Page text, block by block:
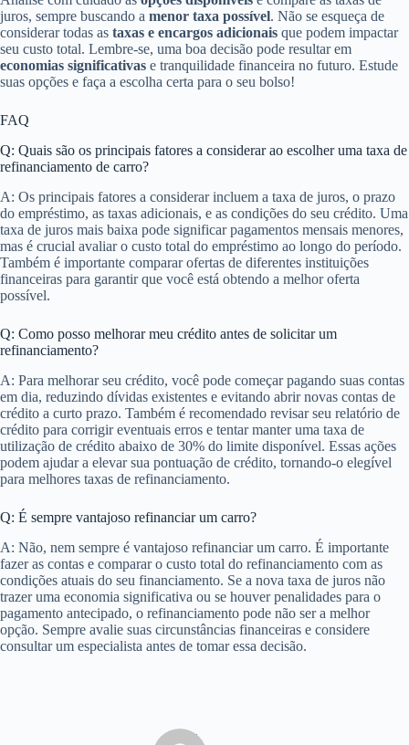
juros, sempre buscando a menor taxa possível. Não se esqueça de
considerar todas as taxas e encargos adicionais que podem impactar
seu custo total. Lembre-se, uma boa decisão pode resultar em
economias significativas e tranquilidade financeira no futuro. Estude
suas opções e faça a escolha certa para o seu bolso!
FAQ
Q: Quais são os principais fatores a considerar ao escolher uma taxa de
refinanciamento de carro?
A: Os principais fatores a considerar incluem a taxa de juros, o prazo
do empréstimo, as taxas adicionais, e as condições do seu crédito. Uma
taxa de juros mais baixa pode significar pagamentos mensais menores,
mas é crucial avaliar o custo total do empréstimo ao longo do período.
Também é importante comparar ofertas de diferentes instituições
financeiras para garantir que você está obtendo a melhor oferta
possível.
Q: Como posso melhorar meu crédito antes de solicitar um
refinanciamento?
A: Para melhorar seu crédito, você pode começar pagando suas contas
em dia, reduzindo dívidas existentes e evitando abrir novas contas de
crédito a curto prazo. Também é recomendado revisar seu relatório de
crédito para corrigir eventuais erros e tentar manter uma taxa de
utilização de crédito abaixo de 30% do limite disponível. Essas ações
podem ajudar a elevar sua pontuação de crédito, tornando-o elegível
para melhores taxas de refinanciamento.
Q: É sempre vantajoso refinanciar um carro?
A: Não, nem sempre é vantajoso refinanciar um carro. É importante
fazer as contas e comparar o custo total do refinanciamento com as
condições atuais do seu financiamento. Se a nova taxa de juros não
trazer uma economia significativa ou se houver penalidades para o
pagamento antecipado, o refinanciamento pode não ser a melhor
opção. Sempre avalie suas circunstâncias financeiras e considere
consultar um especialista antes de tomar essa decisão.